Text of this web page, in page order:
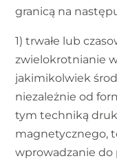
granicą na
1) trwałe lub
zwielokrotnianie
jakimikolwiek
niezależnie od
tym techniką
magnetycznego,
wprowadzanie do